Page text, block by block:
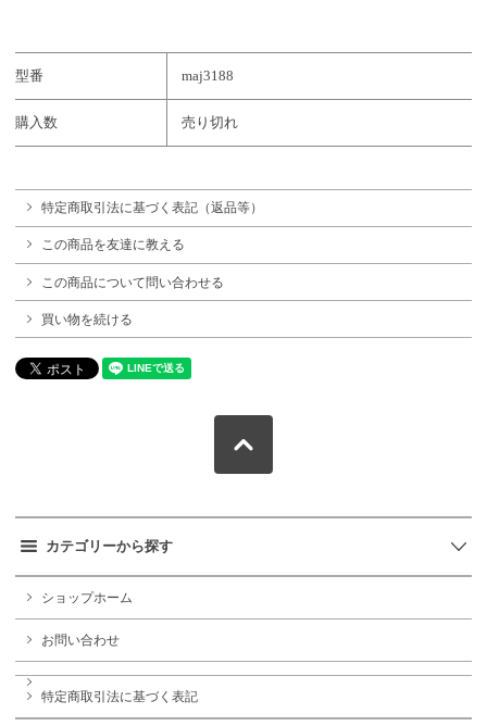
型番 maj3188
購入数 売り切れ
特定商取引法に基づく表記（返品等）
この商品を友達に教える
この商品について問い合わせる
買い物を続ける
カテゴリーから探す
ショップホーム
お問い合わせ
特定商取引法に基づく表記